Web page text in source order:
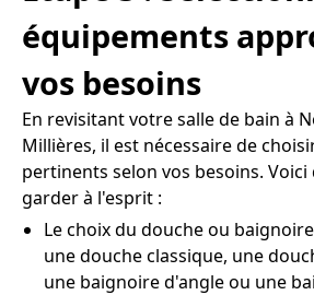
équipements
vos besoins
En revisitant votre salle de bain à
Millières, il est nécessaire de
pertinents selon vos besoins. Voici
garder à l'esprit :
Le choix du douche ou
une douche classique, une
une baignoire d'angle ou une